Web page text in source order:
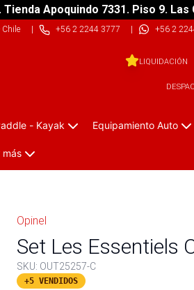
Tienda Apoquindo 7331. Piso 9. Las
| +56 2 2244 3777 | +56 2
LIQUIDACIÓN
- Kayak Equipamiento Auto
más
Opinel
Set Les Essentiels
SKU: OUT25257-C
+5 VENDIDOS